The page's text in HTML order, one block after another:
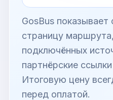
GosBus
страницу
подключённых
партнёрские
Итоговую цену
перед оплатой.